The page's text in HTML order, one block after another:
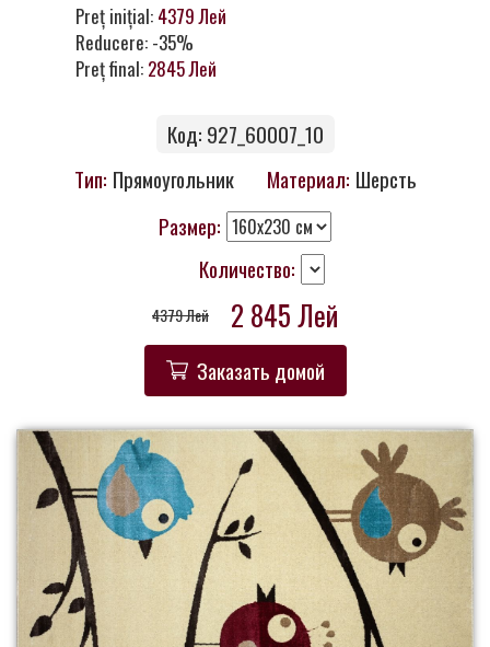
КонтактыPreț inițial: 4379 Лей
Reducere: -35%
Preț final: 2845 Лей
Код: 927_60007_10
Тип: Прямоугольник Материал: Шерсть
Размер:
Количество:
4379 Лей 2 845 Лей
Заказать домой